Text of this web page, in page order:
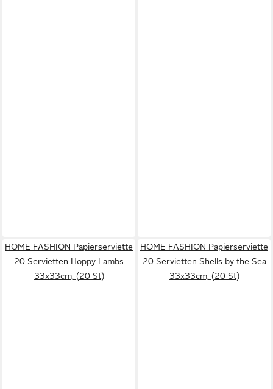
HOME FASHION Papierserviette
20 Servietten Hoppy Lambs
33x33cm, (20 St)
HOME FASHION Papierserviette
20 Servietten Shells by the Sea
33x33cm, (20 St)